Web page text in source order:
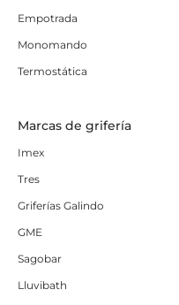
Empotrada
Monomando
Termostática
Marcas de grifería
Imex
Tres
Griferías Galindo
GME
Sagobar
Lluvibath